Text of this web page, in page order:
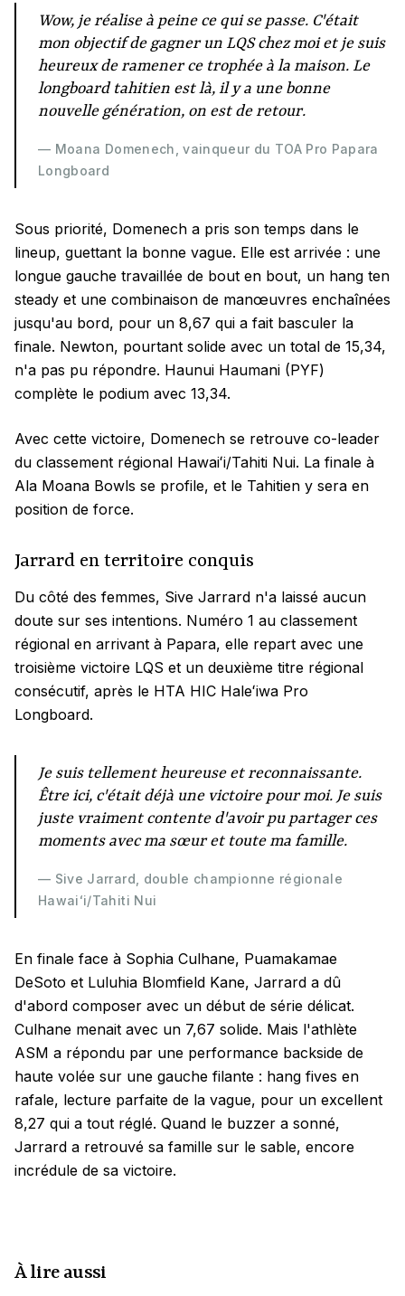
Wow, je réalise à peine ce qui se passe. C'était
mon objectif de gagner un LQS chez moi et je suis
heureux de ramener ce trophée à la maison. Le
longboard tahitien est là, il y a une bonne
nouvelle génération, on est de retour.
— Moana Domenech, vainqueur du TOA Pro Papara
Longboard
Sous priorité, Domenech a pris son temps dans le
lineup, guettant la bonne vague. Elle est arrivée : une
longue gauche travaillée de bout en bout, un hang ten
steady et une combinaison de manœuvres enchaînées
jusqu'au bord, pour un 8,67 qui a fait basculer la
finale. Newton, pourtant solide avec un total de 15,34,
n'a pas pu répondre. Haunui Haumani (PYF)
complète le podium avec 13,34.
Avec cette victoire, Domenech se retrouve co-leader
du classement régional Hawaiʻi/Tahiti Nui. La finale à
Ala Moana Bowls se profile, et le Tahitien y sera en
position de force.
Jarrard en territoire conquis
Du côté des femmes, Sive Jarrard n'a laissé aucun
doute sur ses intentions. Numéro 1 au classement
régional en arrivant à Papara, elle repart avec une
troisième victoire LQS et un deuxième titre régional
consécutif, après le HTA HIC Haleʻiwa Pro
Longboard.
Je suis tellement heureuse et reconnaissante.
Être ici, c'était déjà une victoire pour moi. Je suis
juste vraiment contente d'avoir pu partager ces
moments avec ma sœur et toute ma famille.
— Sive Jarrard, double championne régionale
Hawaiʻi/Tahiti Nui
En finale face à Sophia Culhane, Puamakamae
DeSoto et Luluhia Blomfield Kane, Jarrard a dû
d'abord composer avec un début de série délicat.
Culhane menait avec un 7,67 solide. Mais l'athlète
ASM a répondu par une performance backside de
haute volée sur une gauche filante : hang fives en
rafale, lecture parfaite de la vague, pour un excellent
8,27 qui a tout réglé. Quand le buzzer a sonné,
Jarrard a retrouvé sa famille sur le sable, encore
incrédule de sa victoire.
À lire aussi